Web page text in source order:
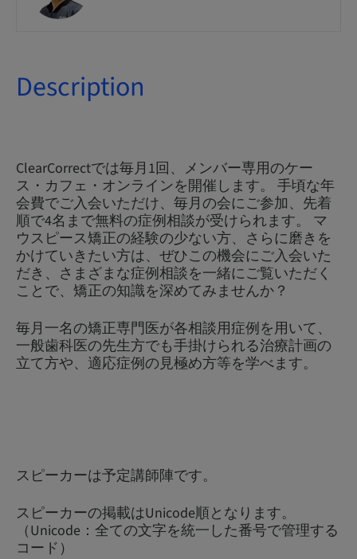
Description
ClearCorrectでは毎月1回、メンバー専用のケー
ス・カフェ・オンラインを開催します。 手頃な年
会費でご入会いただけ、毎月の会にご参加、先着
順で4名まで無料の症例相談が受けられます。 マ
ウスピース矯正の経験の少ない方、さらに磨きを
かけていきたい方は、ぜひこの機会にご入会いた
だき、さまざまな症例相談を一緒にご覧いただく
ことで、矯正の知識を深めてみませんか？
毎月一名の矯正専門医が各相談用症例を用いて、
一般歯科医の先生方でも手掛けられる治療計画の
立て方や、適応症例の見極め方等を学べます。
スピーカーは予定講師陣です。
スピーカーの掲載はUnicode順となります。
（Unicode：全ての文字を統一した番号で管理する
コード）